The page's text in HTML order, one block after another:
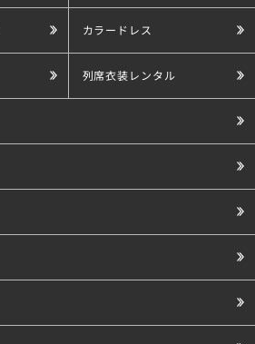
カラードレス
列席衣装レンタル